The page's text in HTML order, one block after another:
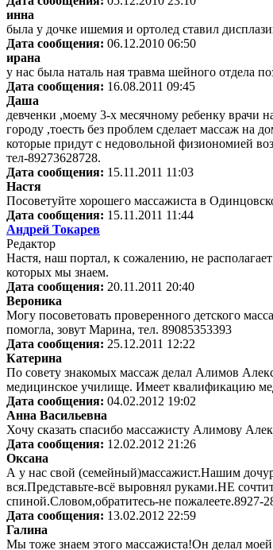
инна
была у дочке ишемия и ортолед ставил
Дата сообщения: 06.12.2010 06:50
ирана
у нас была наталь ная травма шейного
Дата сообщения: 16.08.2011 09:45
Даша
девченки ,моему 3-х месячному ребенку врачи
городу ,тоесть без проблем сделает массаж на
которые придут с недовольной физиономией
тел-89273628728.
Дата сообщения: 15.11.2011 11:03
Настя
Посоветуйте хорошего массажиста в
Дата сообщения: 15.11.2011 11:44
Андрей Токарев
Редактор
Настя, наш портал, к сожалению, не
которых мы знаем.
Дата сообщения: 20.11.2011 20:40
Вероника
Могу посоветовать проверенного детского
помогла, зовут Марина, тел. 89085353393
Дата сообщения: 25.12.2011 12:22
Катерина
По совету знакомых массаж делал Алимов
медицинское училище. Имеет квалификацию
Дата сообщения: 04.02.2012 19:02
Анна Васильевна
Хочу сказать спасибо массажисту Алимову
Дата сообщения: 12.02.2012 21:26
Оксана
А у нас свой (семейный)массажист.Нашим
вся.Представьте-всё выровнял руками.НЕ
спиной.Словом,обратитесь-не пожалеете.8927-
Дата сообщения: 13.02.2012 22:59
Галина
Мы тоже знаем этого массажиста!Он делал